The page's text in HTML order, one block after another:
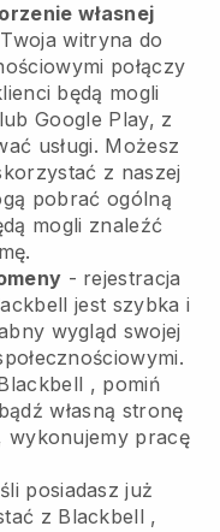
własnej
Twoja witryna do
połączy
będą mogli
Google Play, z
usługi. Możesz
z naszej
pobrać ogólną
mogli znaleźć
- rejestracja
jest szybka i
wygląd swojej
, pomiń
własną stronę
wykonujemy pracę
posiadasz już
z Blackbell ,